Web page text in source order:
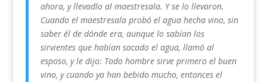
ahora, y llevadlo al maestresala. Y se lo llevaron.
Cuando el maestresala probó el agua hecha vino, sin
saber él de dónde era, aunque lo sabían los
sirvientes que habían sacado el agua, llamó al
esposo, y le dijo: Todo hombre sirve primero el buen
vino, y cuando ya han bebido mucho, entonces el